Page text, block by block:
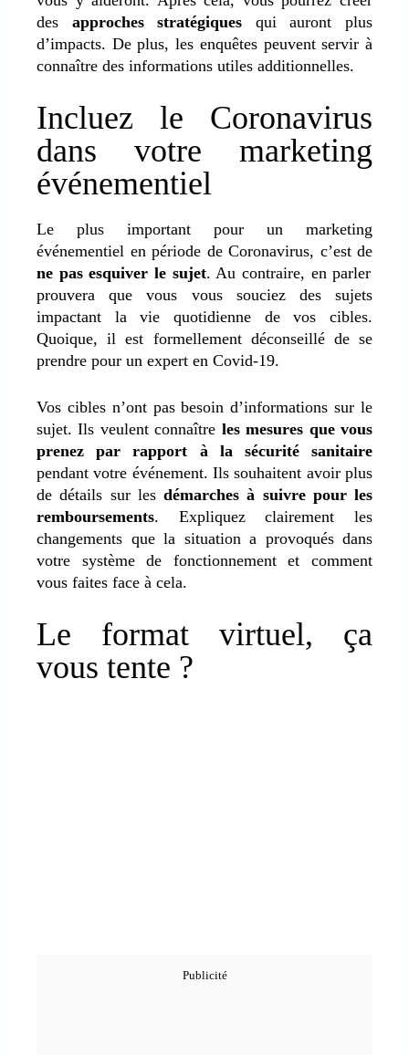
des approches stratégiques qui auront plus
d’impacts. De plus, les enquêtes peuvent servir à
connaître des informations utiles additionnelles.
Incluez le Coronavirus
dans votre marketing
événementiel
Le plus important pour un marketing
événementiel en période de Coronavirus, c’est de
ne pas esquiver le sujet. Au contraire, en parler
prouvera que vous vous souciez des sujets
impactant la vie quotidienne de vos cibles.
Quoique, il est formellement déconseillé de se
prendre pour un expert en Covid-19.
Vos cibles n’ont pas besoin d’informations sur le
sujet. Ils veulent connaître les mesures que vous
prenez par rapport à la sécurité sanitaire
pendant votre événement. Ils souhaitent avoir plus
de détails sur lesdémarches à suivre pour les
remboursements. Expliquez clairement les
changements que la situation a provoqués dans
votre système de fonctionnement et comment
vous faites face à cela.
Le format virtuel, ça
vous tente ?